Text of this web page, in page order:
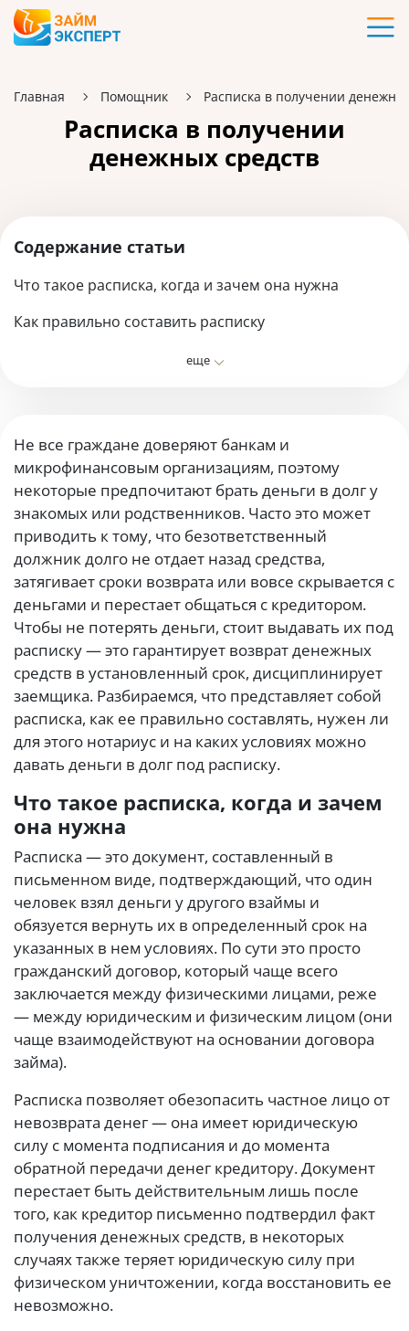
Карты
Ипотека
Вклады
Бизнес
Главная Помощник Расписка в получении
Расписка в получении
денежных средств
Содержание статьи
Что такое расписка, когда и зачем она нужна
Как правильно составить расписку
Нужен ли нотариус и свидетели
Как вернуть долг по расписке
Вопрос-Ответ
еще
Не все граждане доверяют банкам и
микрофинансовым организациям, поэтому
некоторые предпочитают брать деньги в долг у
знакомых или родственников. Часто это может
приводить к тому, что безответственный
должник долго не отдает назад средства,
затягивает сроки возврата или вовсе скрывается с
деньгами и перестает общаться с кредитором.
Чтобы не потерять деньги, стоит выдавать их под
расписку — это гарантирует возврат денежных
средств в установленный срок, дисциплинирует
заемщика. Разбираемся, что представляет собой
расписка, как ее правильно составлять, нужен ли
для этого нотариус и на каких условиях можно
давать деньги в долг под расписку.
Что такое расписка, когда и зачем
она нужна
Расписка — это документ, составленный в
письменном виде, подтверждающий, что один
человек взял деньги у другого взаймы и
обязуется вернуть их в определенный срок на
указанных в нем условиях. По сути это просто
гражданский договор, который чаще всего
заключается между физическими лицами, реже
— между юридическим и физическим лицом (они
чаще взаимодействуют на основании договора
займа).
Расписка позволяет обезопасить частное лицо от
невозврата денег — она имеет юридическую
силу с момента подписания и до момента
обратной передачи денег кредитору. Документ
перестает быть действительным лишь после
того, как кредитор письменно подтвердил факт
получения денежных средств, в некоторых
случаях также теряет юридическую силу при
физическом уничтожении, когда восстановить ее
невозможно.